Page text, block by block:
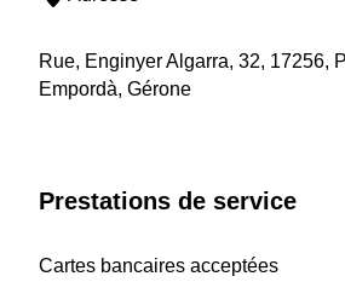
Rue, Enginyer Algarra, 32, 17256,
Empordà, Gérone
Prestations de service
Cartes bancaires acceptées